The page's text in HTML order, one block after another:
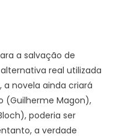
a salvação de
real utilizada
novela ainda criará
(Guilherme Magon),
poderia ser
a verdade